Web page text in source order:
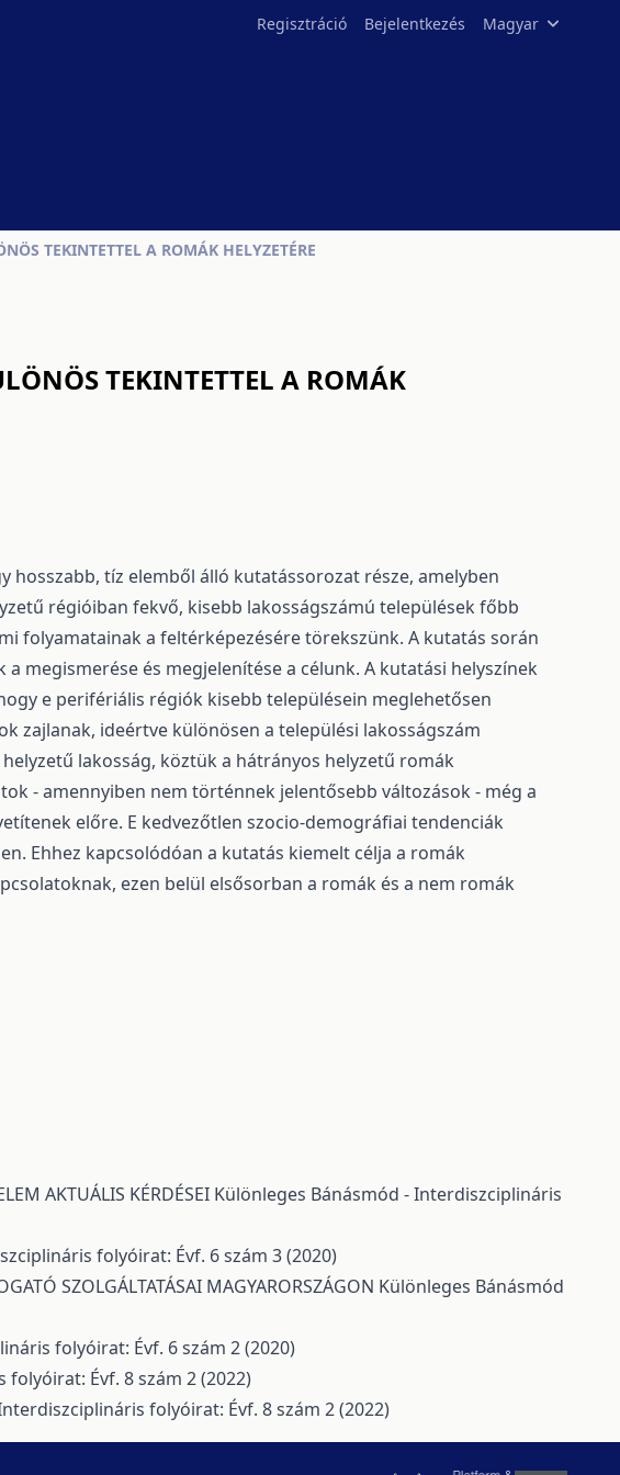
Regisztráció Bejelentkezés Magyar
TEKINTETTEL A ROMÁK HELYZETÉRE
TEKINTETTEL A ROMÁK
hosszabb, tíz elemből álló kutatássorozat része, amelyben
régióiban fekvő, kisebb lakosságszámú települések főbb
folyamatainak a feltérképezésére törekszünk. A kutatás során
megismerése és megjelenítése a célunk. A kutatási helyszínek
e perifériális régiók kisebb településein meglehetősen
zajlanak, ideértve különösen a települési lakosságszám
lakosság, köztük a hátrányos helyzetű romák
- amennyiben nem történnek jelentősebb változások - még a
előre. E kedvezőtlen szocio-demográfiai tendenciák
Ehhez kapcsolódóan a kutatás kiemelt célja a romák
ezen belül elsősorban a romák és a nem romák
AKTUÁLIS KÉRDÉSEI Különleges Bánásmód - Interdiszciplináris
folyóirat: Évf. 6 szám 3 (2020)
SZOLGÁLTATÁSAI MAGYARORSZÁGON Különleges Bánásmód
folyóirat: Évf. 6 szám 2 (2020)
Évf. 8 szám 2 (2022)
folyóirat: Évf. 8 szám 2 (2022)